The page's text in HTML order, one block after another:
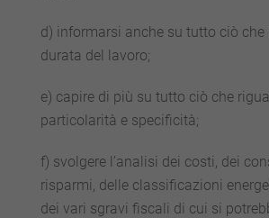
d) informarsi anche su tutto ciò che
durata del lavoro;
e) capire di più su tutto ciò che
particolarità e specificità;
f) svolgere l’analisi dei costi, dei
risparmi, delle classificazioni
dei vari sgravi fiscali di cui si